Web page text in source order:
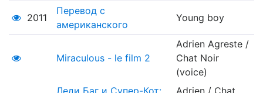
2011
Перевод с
американского
Young boy
Miraculous - le film 2
Adrien Agreste /
Chat Noir
(voice)